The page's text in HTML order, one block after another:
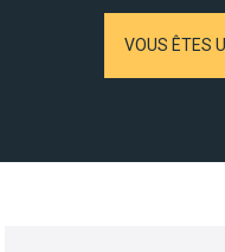
VOUS ÊTES